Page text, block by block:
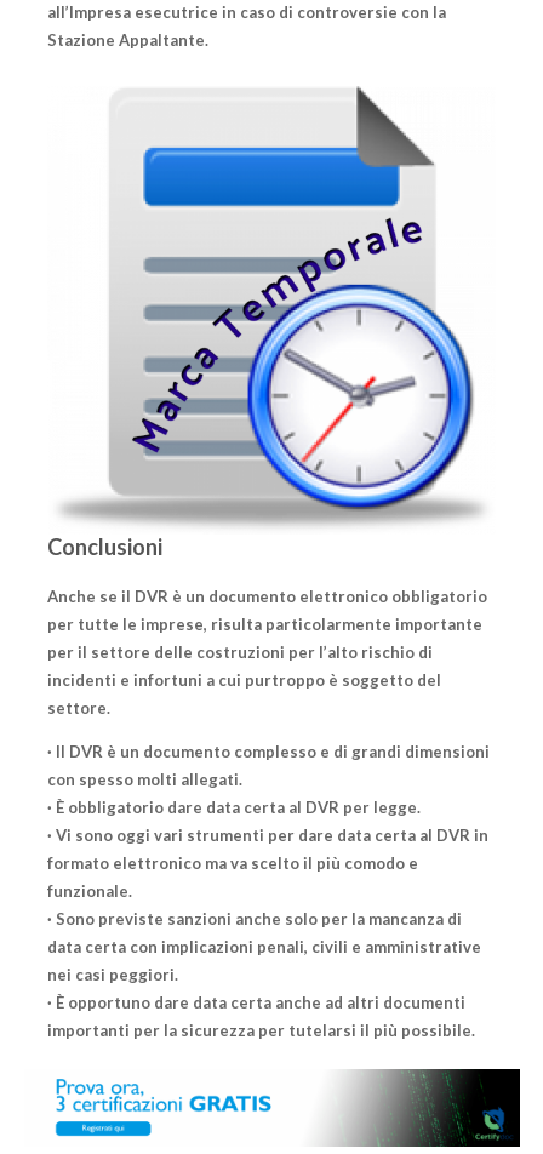
all’Impresa esecutrice in caso di controversie con la
Stazione Appaltante.
Conclusioni
Anche se il DVR è un documento elettronico obbligatorio
per tutte le imprese, risulta particolarmente importante
per il settore delle costruzioni per l’alto rischio di
incidenti e infortuni a cui purtroppo è soggetto del
settore.
· Il DVR è un documento complesso e di grandi dimensioni
con spesso molti allegati.
· È obbligatorio dare data certa al DVR per legge.
· Vi sono oggi vari strumenti per dare data certa al DVR in
formato elettronico ma va scelto il più comodo e
funzionale.
· Sono previste sanzioni anche solo per la mancanza di
data certa con implicazioni penali, civili e amministrative
nei casi peggiori.
· È opportuno dare data certa anche ad altri documenti
importanti per la sicurezza per tutelarsi il più possibile.